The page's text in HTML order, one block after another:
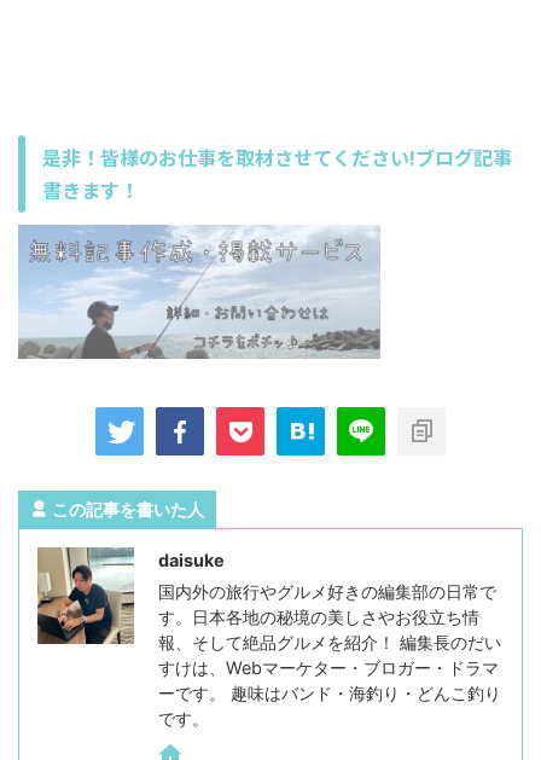
是非！皆様のお仕事を取材させてください!ブログ記事
書きます！
この記事を書いた人
daisuke
国内外の旅行やグルメ好きの編集部の日常で
す。日本各地の秘境の美しさやお役立ち情
報、そして絶品グルメを紹介！ 編集長のだい
すけは、Webマーケター・ブロガー・ドラマ
ーです。 趣味はバンド・海釣り・どんこ釣り
です。